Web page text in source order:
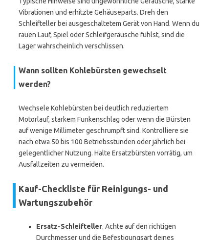
Vibrationen und erhitzte Gehäuseparts. Dreh den
Schleifteller bei ausgeschaltetem Gerät von Hand. Wenn du
rauen Lauf, Spiel oder Schleifgeräusche fühlst, sind die
Lager wahrscheinlich verschlissen.
Wann sollten Kohlebürsten gewechselt
werden?
Wechsele Kohlebürsten bei deutlich reduziertem
Motorlauf, starkem Funkenschlag oder wenn die Bürsten
auf wenige Millimeter geschrumpft sind. Kontrolliere sie
nach etwa 50 bis 100 Betriebsstunden oder jährlich bei
gelegentlicher Nutzung. Halte Ersatzbürsten vorrätig, um
Ausfallzeiten zu vermeiden.
Kauf-Checkliste für Reinigungs- und
Wartungszubehör
Ersatz-Schleifteller. Achte auf den richtigen
Durchmesser und die Befestigungsart deines